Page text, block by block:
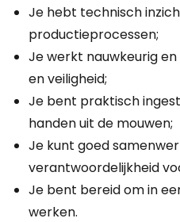
Je hebt technisch
productieprocessen;
Je werkt nauwkeurig
en veiligheid;
Je bent praktisch
handen uit de mouwen;
Je kunt goed
verantwoordelijkheid
Je bent bereid om in
werken.